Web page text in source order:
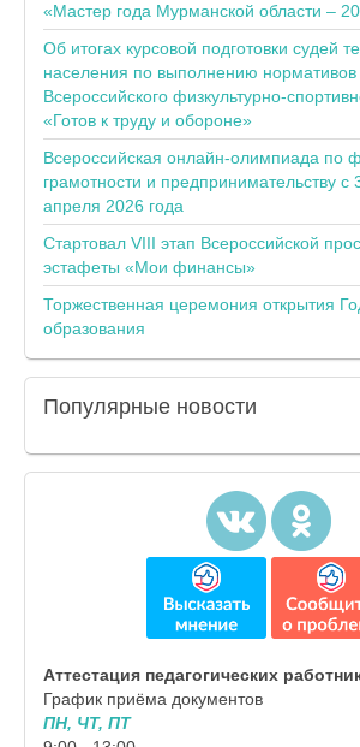
«Мастер года Мурманской области –
Об итогах курсовой подготовки судей
населения по выполнению нормативов
Всероссийского физкультурно-
«Готов к труду и обороне»
Всероссийская онлайн-олимпиада по
грамотности и предпринимательству с
апреля 2026 года
Стартовал VIII этап Всероссийской
эстафеты «Мои финансы»
Торжественная церемония открытия
образования
Популярные новости
Аттестация педагогических
График приёма документов
ПН, ЧТ, ПТ